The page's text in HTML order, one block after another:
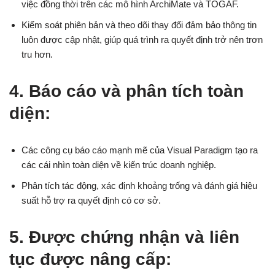
việc đồng thời trên các mô hình ArchiMate và TOGAF.
Kiểm soát phiên bản và theo dõi thay đổi đảm bảo thông tin
luôn được cập nhật, giúp quá trình ra quyết định trở nên trơn
tru hơn.
4. Báo cáo và phân tích toàn
diện:
Các công cụ báo cáo mạnh mẽ của Visual Paradigm tạo ra
các cái nhìn toàn diện về kiến trúc doanh nghiệp.
Phân tích tác động, xác định khoảng trống và đánh giá hiệu
suất hỗ trợ ra quyết định có cơ sở.
5. Được chứng nhận và liên
tục được nâng cấp: